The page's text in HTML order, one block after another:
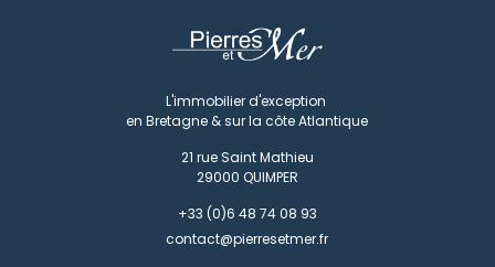
L'immobilier d'exception
en Bretagne & sur la côte Atlantique
21 rue Saint Mathieu
29000 QUIMPER
+33 (0)6 48 74 08 93
contact@pierresetmer.fr